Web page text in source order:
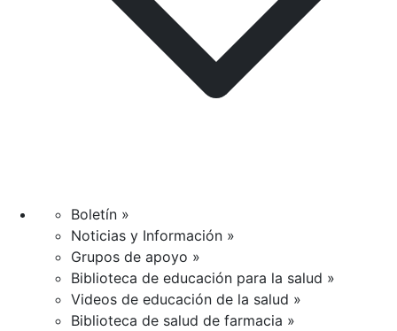
Boletín »
Noticias y Información »
Grupos de apoyo »
Biblioteca de educación para la salud »
Videos de educación de la salud »
Biblioteca de salud de farmacia »